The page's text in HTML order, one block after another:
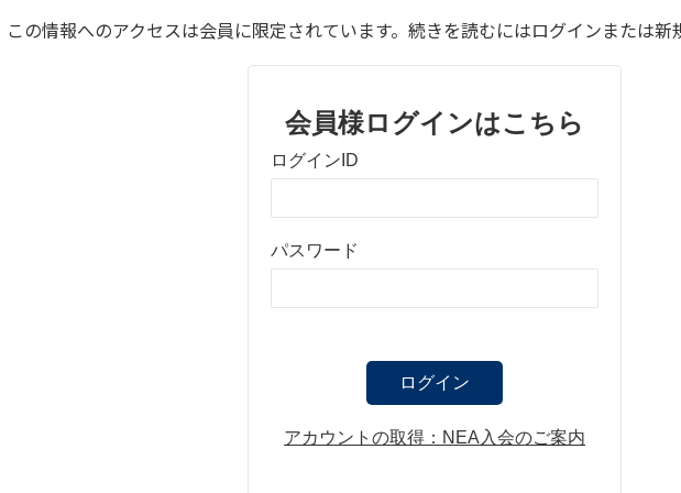
この情報へのアクセスは会員に限定されています。続きを読むにはログインまたは新
会員様ログインはこちら
ログインID
パスワード
ログイン
アカウントの取得：NEA入会のご案内